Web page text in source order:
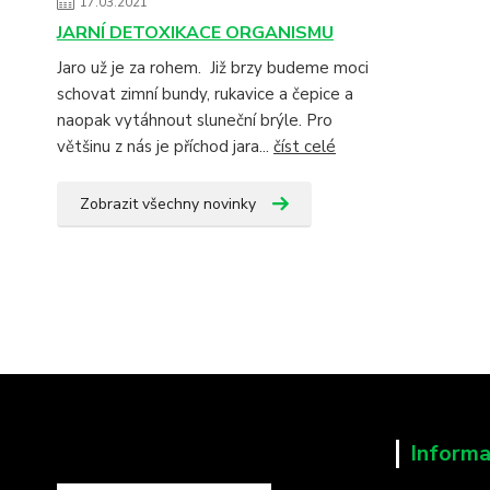
JARNÍ DETOXIKACE ORGANISMU
Jaro už je za rohem. Již brzy budeme moci
schovat zimní bundy, rukavice a čepice a
naopak vytáhnout sluneční brýle. Pro
většinu z nás je příchod jara... číst celé
Zobrazit všechny novinky